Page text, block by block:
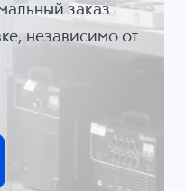
заказ
независимо от